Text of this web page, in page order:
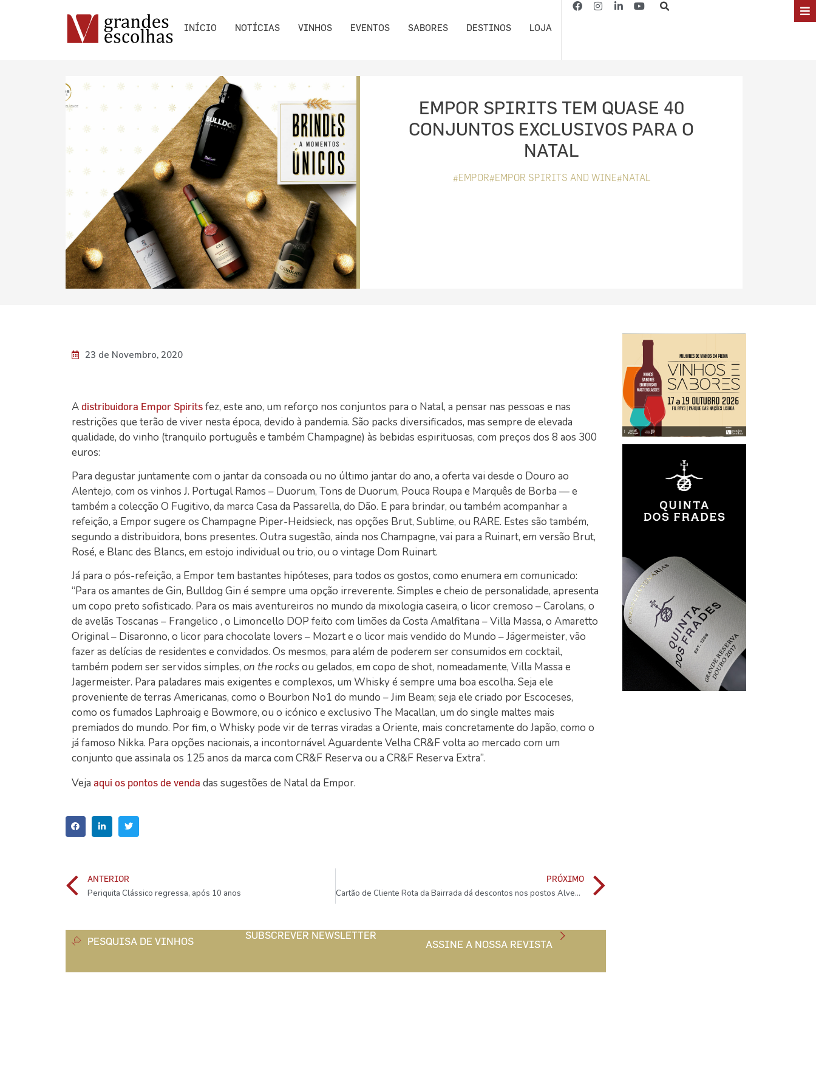
INÍCIO NOTÍCIAS VINHOS EVENTOS SABORES DESTINOS LOJA
EMPOR SPIRITS TEM QUASE 40
CONJUNTOS EXCLUSIVOS PARA O
NATAL
#EMPOR#EMPOR SPIRITS AND WINE#NATAL
23 de Novembro, 2020
A distribuidora Empor Spiritsfez, este ano, um reforço nos conjuntos para o Natal, a pensar nas pessoas e nas
restrições que terão de viver nesta época, devido à pandemia. São packs diversificados, mas sempre de elevada
qualidade, do vinho (tranquilo português e também Champagne) às bebidas espirituosas, com preços dos 8 aos 300
euros:
Para degustar juntamente com o jantar da consoada ou no último jantar do ano, a oferta vai desde o Douro ao
Alentejo, com os vinhos J. Portugal Ramos – Duorum, Tons de Duorum, Pouca Roupa e Marquês de Borba — e
também a colecção O Fugitivo, da marca Casa da Passarella, do Dão. E para brindar, ou também acompanhar a
refeição, a Empor sugere os Champagne Piper-Heidsieck, nas opções Brut, Sublime, ou RARE. Estes são também,
segundo a distribuidora, bons presentes. Outra sugestão, ainda nos Champagne, vai para a Ruinart, em versão Brut,
Rosé, e Blanc des Blancs, em estojo individual ou trio, ou o vintage Dom Ruinart.
Já para o pós-refeição, a Empor tem bastantes hipóteses, para todos os gostos, como enumera em comunicado:
“Para os amantes de Gin, Bulldog Gin é sempre uma opção irreverente. Simples e cheio de personalidade, apresenta
um copo preto sofisticado. Para os mais aventureiros no mundo da mixologia caseira, o licor cremoso – Carolans, o
de avelãs Toscanas – Frangelico , o Limoncello DOP feito com limões da Costa Amalfitana – Villa Massa, o Amaretto
Original – Disaronno, o licor para chocolate lovers – Mozart e o licor mais vendido do Mundo – Jägermeister, vão
fazer as delícias de residentes e convidados. Os mesmos, para além de poderem ser consumidos em cocktail,
também podem ser servidos simples, on the rocksou gelados, em copo de shot, nomeadamente, Villa Massa e
Jagermeister. Para paladares mais exigentes e complexos, um Whisky é sempre uma boa escolha. Seja ele
proveniente de terras Americanas, como o Bourbon No1 do mundo – Jim Beam; seja ele criado por Escoceses,
como os fumados Laphroaig e Bowmore, ou o icónico e exclusivo The Macallan, um do single maltes mais
premiados do mundo. Por fim, o Whisky pode vir de terras viradas a Oriente, mais concretamente do Japão, como o
já famoso Nikka. Para opções nacionais, a incontornável Aguardente Velha CR&F volta ao mercado com um
conjunto que assinala os 125 anos da marca com CR&F Reserva ou a CR&F Reserva Extra”.
Veja aqui os pontos de venda das sugestões de Natal da Empor.
ANTERIOR
Periquita Clássico regressa, após 10 anos
PRÓXIMO
Cartão de Cliente Rota da Bairrada dá descontos nos postos Alves Bandeira
PESQUISA DE VINHOS
SUBSCREVER NEWSLETTER
ASSINE A NOSSA REVISTA